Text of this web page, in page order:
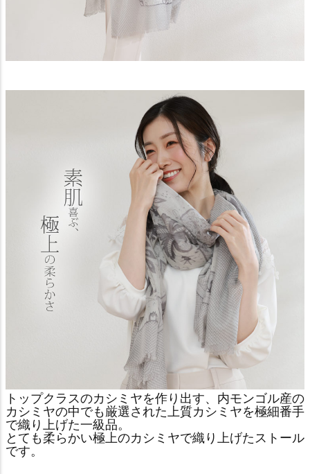
トップクラスのカシミヤを作り出す、内モンゴル産の
カシミヤの中でも厳選された上質カシミヤを極細番手
で織り上げた一級品。
とても柔らかい極上のカシミヤで織り上げたストール
です。